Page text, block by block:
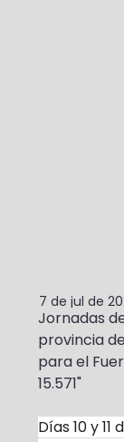
7 de jul de
Jornadas
provincia
para el
15.571"
Días 10 y